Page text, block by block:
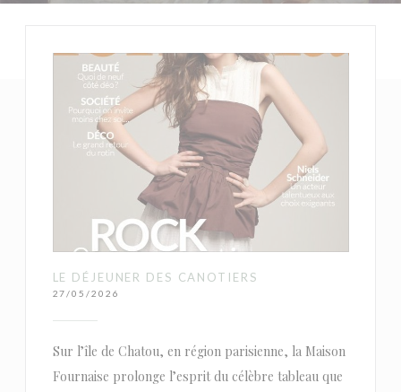
LE DÉJEUNER DES CANOTIERS
27/05/2026
Sur l’île de Chatou, en région parisienne, la Maison
Fournaise prolonge l’esprit du célèbre tableau que